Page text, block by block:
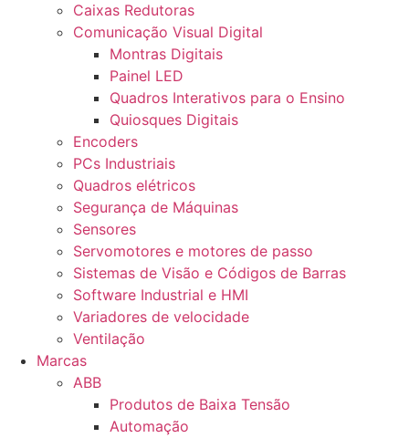
Caixas Redutoras
Comunicação Visual Digital
Montras Digitais
Painel LED
Quadros Interativos para o Ensino
Quiosques Digitais
Encoders
PCs Industriais
Quadros elétricos
Segurança de Máquinas
Sensores
Servomotores e motores de passo
Sistemas de Visão e Códigos de Barras
Software Industrial e HMI
Variadores de velocidade
Ventilação
Marcas
ABB
Produtos de Baixa Tensão
Automação